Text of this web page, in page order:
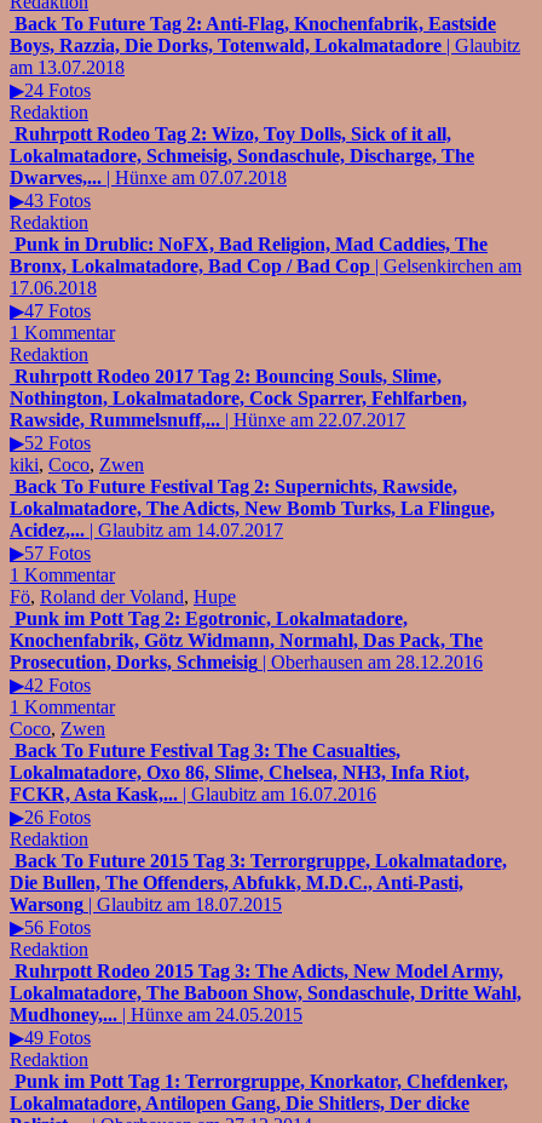
Back To Future Tag 2: Anti-Flag, Knochenfabrik, Eastside
Boys, Razzia, Die Dorks, Totenwald, Lokalmatadore | Glaubitz
am 13.07.2018
▶24 Fotos
Redaktion
Ruhrpott Rodeo Tag 2: Wizo, Toy Dolls, Sick of it all,
Lokalmatadore, Schmeisig, Sondaschule, Discharge, The
Dwarves,... | Hünxe am 07.07.2018
▶43 Fotos
Redaktion
Punk in Drublic: NoFX, Bad Religion, Mad Caddies, The
Bronx, Lokalmatadore, Bad Cop / Bad Cop | Gelsenkirchen am
17.06.2018
▶47 Fotos
1 Kommentar
Redaktion
Ruhrpott Rodeo 2017 Tag 2: Bouncing Souls, Slime,
Nothington, Lokalmatadore, Cock Sparrer, Fehlfarben,
Rawside, Rummelsnuff,... | Hünxe am 22.07.2017
▶52 Fotos
kiki, Coco, Zwen
Back To Future Festival Tag 2: Supernichts, Rawside,
Lokalmatadore, The Adicts, New Bomb Turks, La Flingue,
Acidez,... | Glaubitz am 14.07.2017
▶57 Fotos
1 Kommentar
Fö, Roland der Voland, Hupe
Punk im Pott Tag 2: Egotronic, Lokalmatadore,
Knochenfabrik, Götz Widmann, Normahl, Das Pack, The
Prosecution, Dorks, Schmeisig | Oberhausen am 28.12.2016
▶42 Fotos
1 Kommentar
Coco, Zwen
Back To Future Festival Tag 3: The Casualties,
Lokalmatadore, Oxo 86, Slime, Chelsea, NH3, Infa Riot,
FCKR, Asta Kask,... | Glaubitz am 16.07.2016
▶26 Fotos
Redaktion
Back To Future 2015 Tag 3: Terrorgruppe, Lokalmatadore,
Die Bullen, The Offenders, Abfukk, M.D.C., Anti-Pasti,
Warsong | Glaubitz am 18.07.2015
▶56 Fotos
Redaktion
Ruhrpott Rodeo 2015 Tag 3: The Adicts, New Model Army,
Lokalmatadore, The Baboon Show, Sondaschule, Dritte Wahl,
Mudhoney,... | Hünxe am 24.05.2015
▶49 Fotos
Redaktion
Punk im Pott Tag 1: Terrorgruppe, Knorkator, Chefdenker,
Lokalmatadore, Antilopen Gang, Die Shitlers, Der dicke